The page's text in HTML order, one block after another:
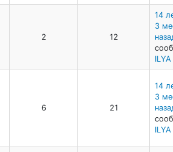
2 12
14
3
6 21
14
3